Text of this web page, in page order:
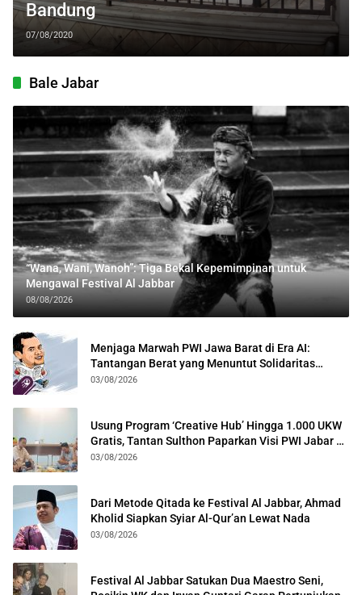
Bandung
07/08/2020
Bale Jabar
“Wana, Wani, Wanoh”: Tiga Bekal Kepemimpinan untuk
Mengawal Festival Al Jabbar
08/08/2026
Menjaga Marwah PWI Jawa Barat di Era AI:
Tantangan Berat yang Menuntut Solidaritas
Lintas Generasi
03/08/2026
Usung Program ‘Creative Hub’ Hingga 1.000 UKW
Gratis, Tantan Sulthon Paparkan Visi PWI Jabar di
Kota Bogor
03/08/2026
Dari Metode Qitada ke Festival Al Jabbar, Ahmad
Kholid Siapkan Syiar Al-Qur’an Lewat Nada
03/08/2026
Festival Al Jabbar Satukan Dua Maestro Seni,